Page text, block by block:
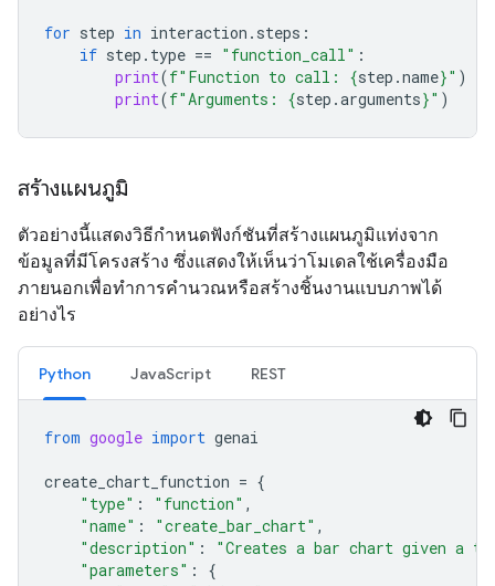
for step in interaction . steps :
if step . type == "function_call" :
print(f"Function to call: {step .name}" )
print(f"Arguments: {step .arguments}" )
สร้างแผนภูมิ
ตัวอย่างนี้แสดงวิธีกำหนดฟังก์ชันที่สร้างแผนภูมิแท่งจาก
ข้อมูลที่มีโครงสร้าง ซึ่งแสดงให้เห็นว่าโมเดลใช้เครื่องมือ
ภายนอกเพื่อทำการคำนวณหรือสร้างชิ้นงานแบบภาพได้
อย่างไร
Python JavaScript REST
from google import genai
create_chart_function = {
"type" : "function" ,
"name" : "create_bar_chart" ,
"description" :
"Creates a bar chart given a
"parameters" :
{